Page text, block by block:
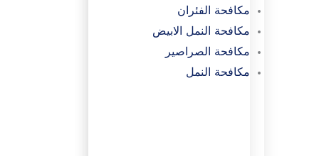
مكافحة الفئران
مكافحة النمل الابيض
مكافحة الصراصير
مكافحة النمل